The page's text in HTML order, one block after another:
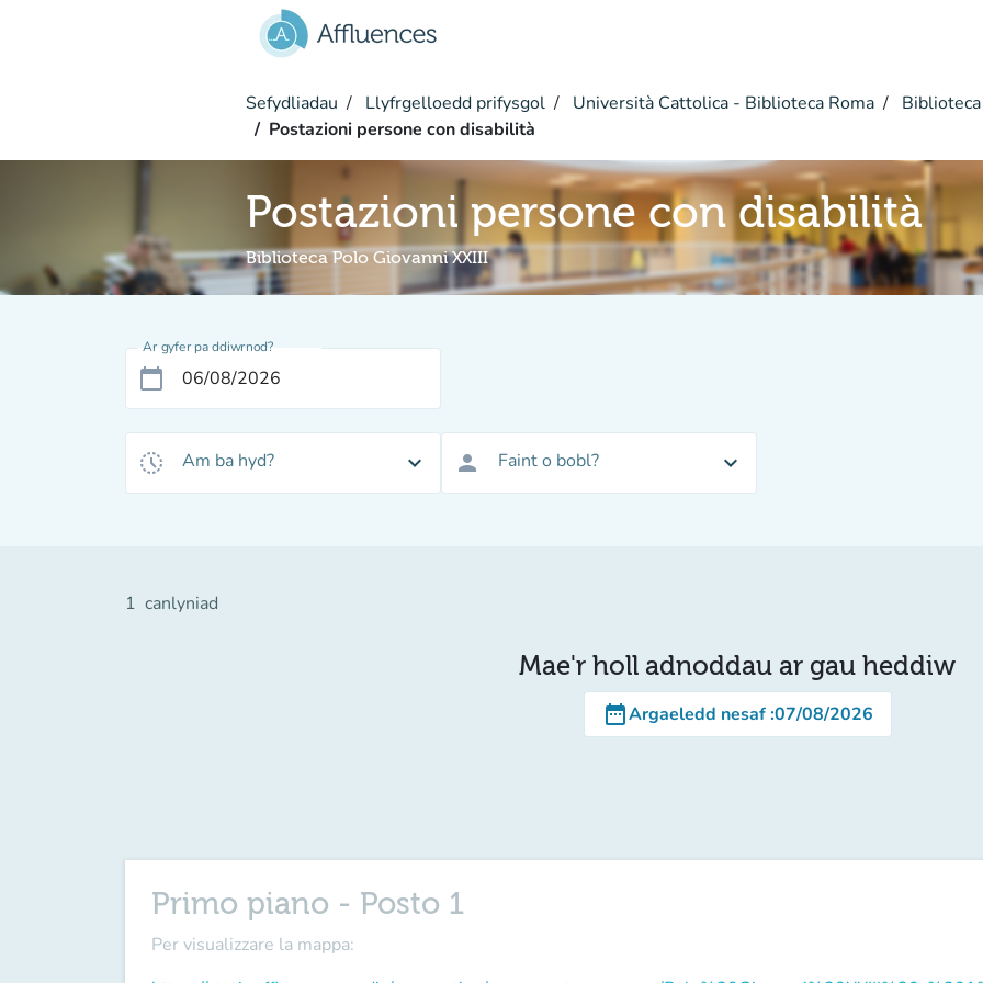
Sefydliadau Llyfrgelloedd prifysgol Università Cattolica - Biblioteca Roma
Postazioni persone con disabilità
Postazioni persone con disabilità
Biblioteca Polo Giovanni XXIII
Ar gyfer pa ddiwrnod?
calendar_today
history_toggle_off Am ba hyd? expand_more person Faint o bobl? expand_more
1 canlyniad
Mae'r holl adnoddau ar gau heddiw
date_rangeArgaeledd nesaf:07/08/2026
Primo piano - Posto 1
Per visualizzare la mappa: